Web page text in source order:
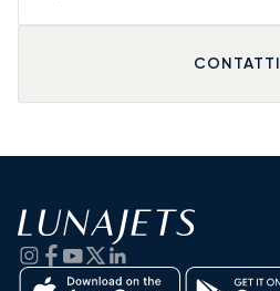
CONTATTI